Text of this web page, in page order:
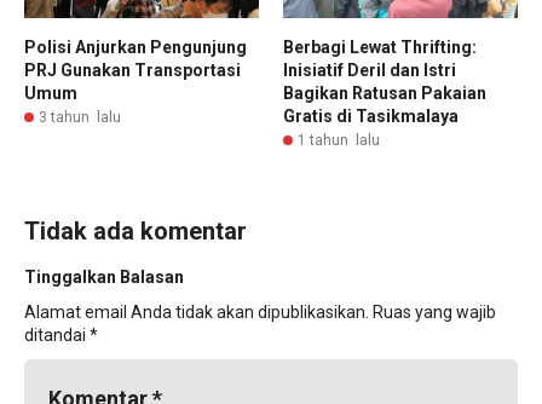
Polisi Anjurkan Pengunjung
PRJ Gunakan Transportasi
Umum
3 tahun lalu
Berbagi Lewat Thrifting:
Inisiatif Deril dan Istri
Bagikan Ratusan Pakaian
Gratis di Tasikmalaya
1 tahun lalu
Tidak ada komentar
Tinggalkan Balasan
Alamat email Anda tidak akan dipublikasikan. Ruas yang wajib
ditandai *
Komentar*